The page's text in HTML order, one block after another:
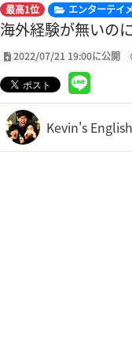
最高1位 エンターテイ
海外経験が無いの
2022/07/21 19:00に公開
Kevin's